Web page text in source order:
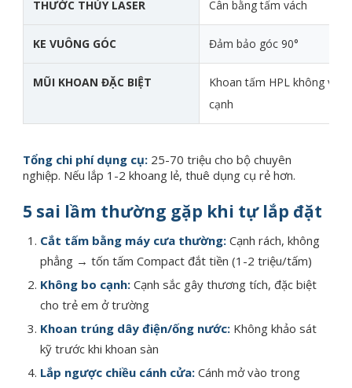
THƯỚC THỦY LASER Cân bằng tấm vách
KE VUÔNG GÓC Đảm bảo góc 90°
MŨI KHOAN ĐẶC BIỆT
Khoan tấm HPL không vỡ
cạnh
Tổng chi phí dụng cụ: 25-70 triệu cho bộ chuyên
nghiệp. Nếu lắp 1-2 khoang lẻ, thuê dụng cụ rẻ hơn.
5 sai lầm thường gặp khi tự lắp đặt
Cắt tấm bằng máy cưa thường: Cạnh rách, không
phẳng → tốn tấm Compact đắt tiền (1-2 triệu/tấm)
Không bo cạnh: Cạnh sắc gây thương tích, đặc biệt
cho trẻ em ở trường
Khoan trúng dây điện/ống nước: Không khảo sát
kỹ trước khi khoan sàn
Lắp ngược chiều cánh cửa: Cánh mở vào trong